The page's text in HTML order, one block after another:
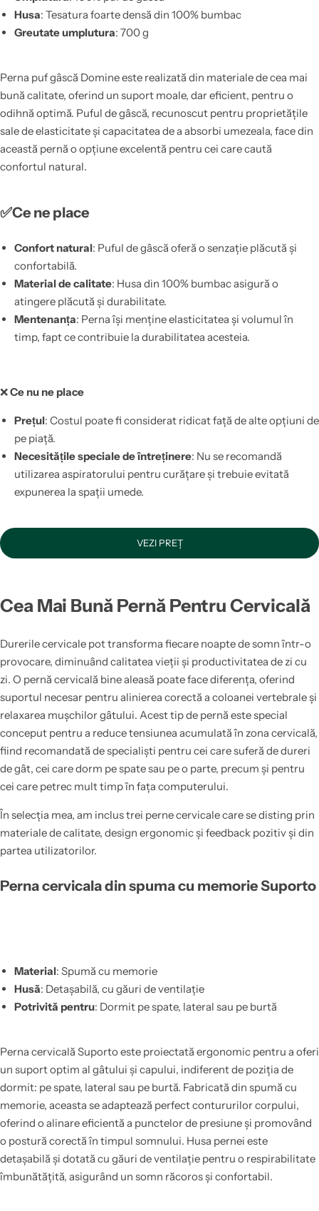
Husa: Tesatura foarte densă din 100% bumbac
Greutate umplutura: 700 g
Perna puf gâscă Domine este realizată din materiale de cea mai
bună calitate, oferind un suport moale, dar eficient, pentru o
odihnă optimă. Puful de gâscă, recunoscut pentru proprietățile
sale de elasticitate și capacitatea de a absorbi umezeala, face din
această pernă o opțiune excelentă pentru cei care caută
confortul natural.
✅Ce ne place
Confort natural: Puful de gâscă oferă o senzație plăcută și
confortabilă.
Material de calitate: Husa din 100% bumbac asigură o
atingere plăcută și durabilitate.
Mentenanța: Perna își menține elasticitatea și volumul în
timp, fapt ce contribuie la durabilitatea acesteia.
❌Ce nu ne place
Prețul: Costul poate fi considerat ridicat față de alte opțiuni de
pe piață.
Necesitățile speciale de întreținere: Nu se recomandă
utilizarea aspiratorului pentru curățare și trebuie evitată
expunerea la spații umede.
VEZI PREȚ
Cea Mai Bună Pernă Pentru Cervicală
Durerile cervicale pot transforma fiecare noapte de somn într-o
provocare, diminuând calitatea vieții și productivitatea de zi cu
zi. O pernă cervicală bine aleasă poate face diferența, oferind
suportul necesar pentru alinierea corectă a coloanei vertebrale și
relaxarea mușchilor gâtului. Acest tip de pernă este special
conceput pentru a reduce tensiunea acumulată în zona cervicală,
fiind recomandată de specialiști pentru cei care suferă de dureri
de gât, cei care dorm pe spate sau pe o parte, precum și pentru
cei care petrec mult timp în fața computerului.
În selecția mea, am inclus trei perne cervicale care se disting prin
materiale de calitate, design ergonomic și feedback pozitiv și din
partea utilizatorilor.
Perna cervicala din spuma cu memorie Suporto
Material: Spumă cu memorie
Husă: Detașabilă, cu găuri de ventilație
Potrivită pentru: Dormit pe spate, lateral sau pe burtă
Perna cervicală Suporto este proiectată ergonomic pentru a oferi
un suport optim al gâtului și capului, indiferent de poziția de
dormit: pe spate, lateral sau pe burtă. Fabricată din spumă cu
memorie, aceasta se adaptează perfect contururilor corpului,
oferind o alinare eficientă a punctelor de presiune și promovând
o postură corectă în timpul somnului. Husa pernei este
detașabilă și dotată cu găuri de ventilație pentru o respirabilitate
îmbunătățită, asigurând un somn răcoros și confortabil.